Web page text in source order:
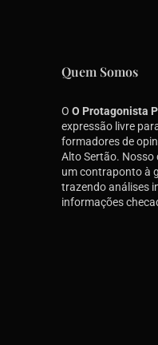
Quem Somos
O O Protagonista
expressão livre
formadores de
Alto Sertão. Nosso
um contraponto à
trazendo análises
informações